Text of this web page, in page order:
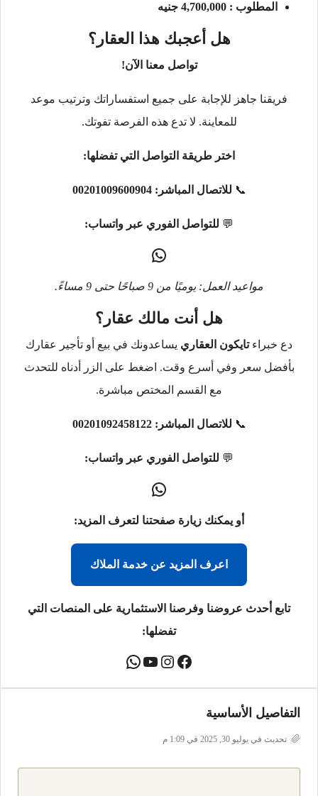
المطلوب : 4,700,000 جنيه
هل أعجبك هذا العقار؟
تواصل معنا الآن!
فريقنا جاهز للإجابة على جميع استفساراتك وترتيب موعد
للمعاينة. لا تدع هذه الفرصة تفوتك.
اختر طريقة التواصل التي تفضلها:
📞 للاتصال المباشر: 00201009600904
💬 للتواصل الفوري عبر واتساب:
مواعيد العمل: يوميًا من 9 صباحًا حتى 9 مساءً.
هل أنت مالك عقار؟
دع خبراءتايكون العقاري يساعدونك في بيع أو تأجير عقارك
بأفضل سعر وفي أسرع وقت. اضغط على الزر أدناه للتحدث
مع القسم المختص مباشرة.
📞 للاتصال المباشر: 00201092458122
💬 للتواصل الفوري عبر واتساب:
أو يمكنك زيارة صفحتنا لتعرف المزيد:
اعرف المزيد عن خدمة الملاك
تابع أحدث عروضنا وفرصنا الاستثمارية على المنصات التي
تفضلها:
التفاصيل الأساسية
تحديث في يوليو 30, 2025 في 1:09 م